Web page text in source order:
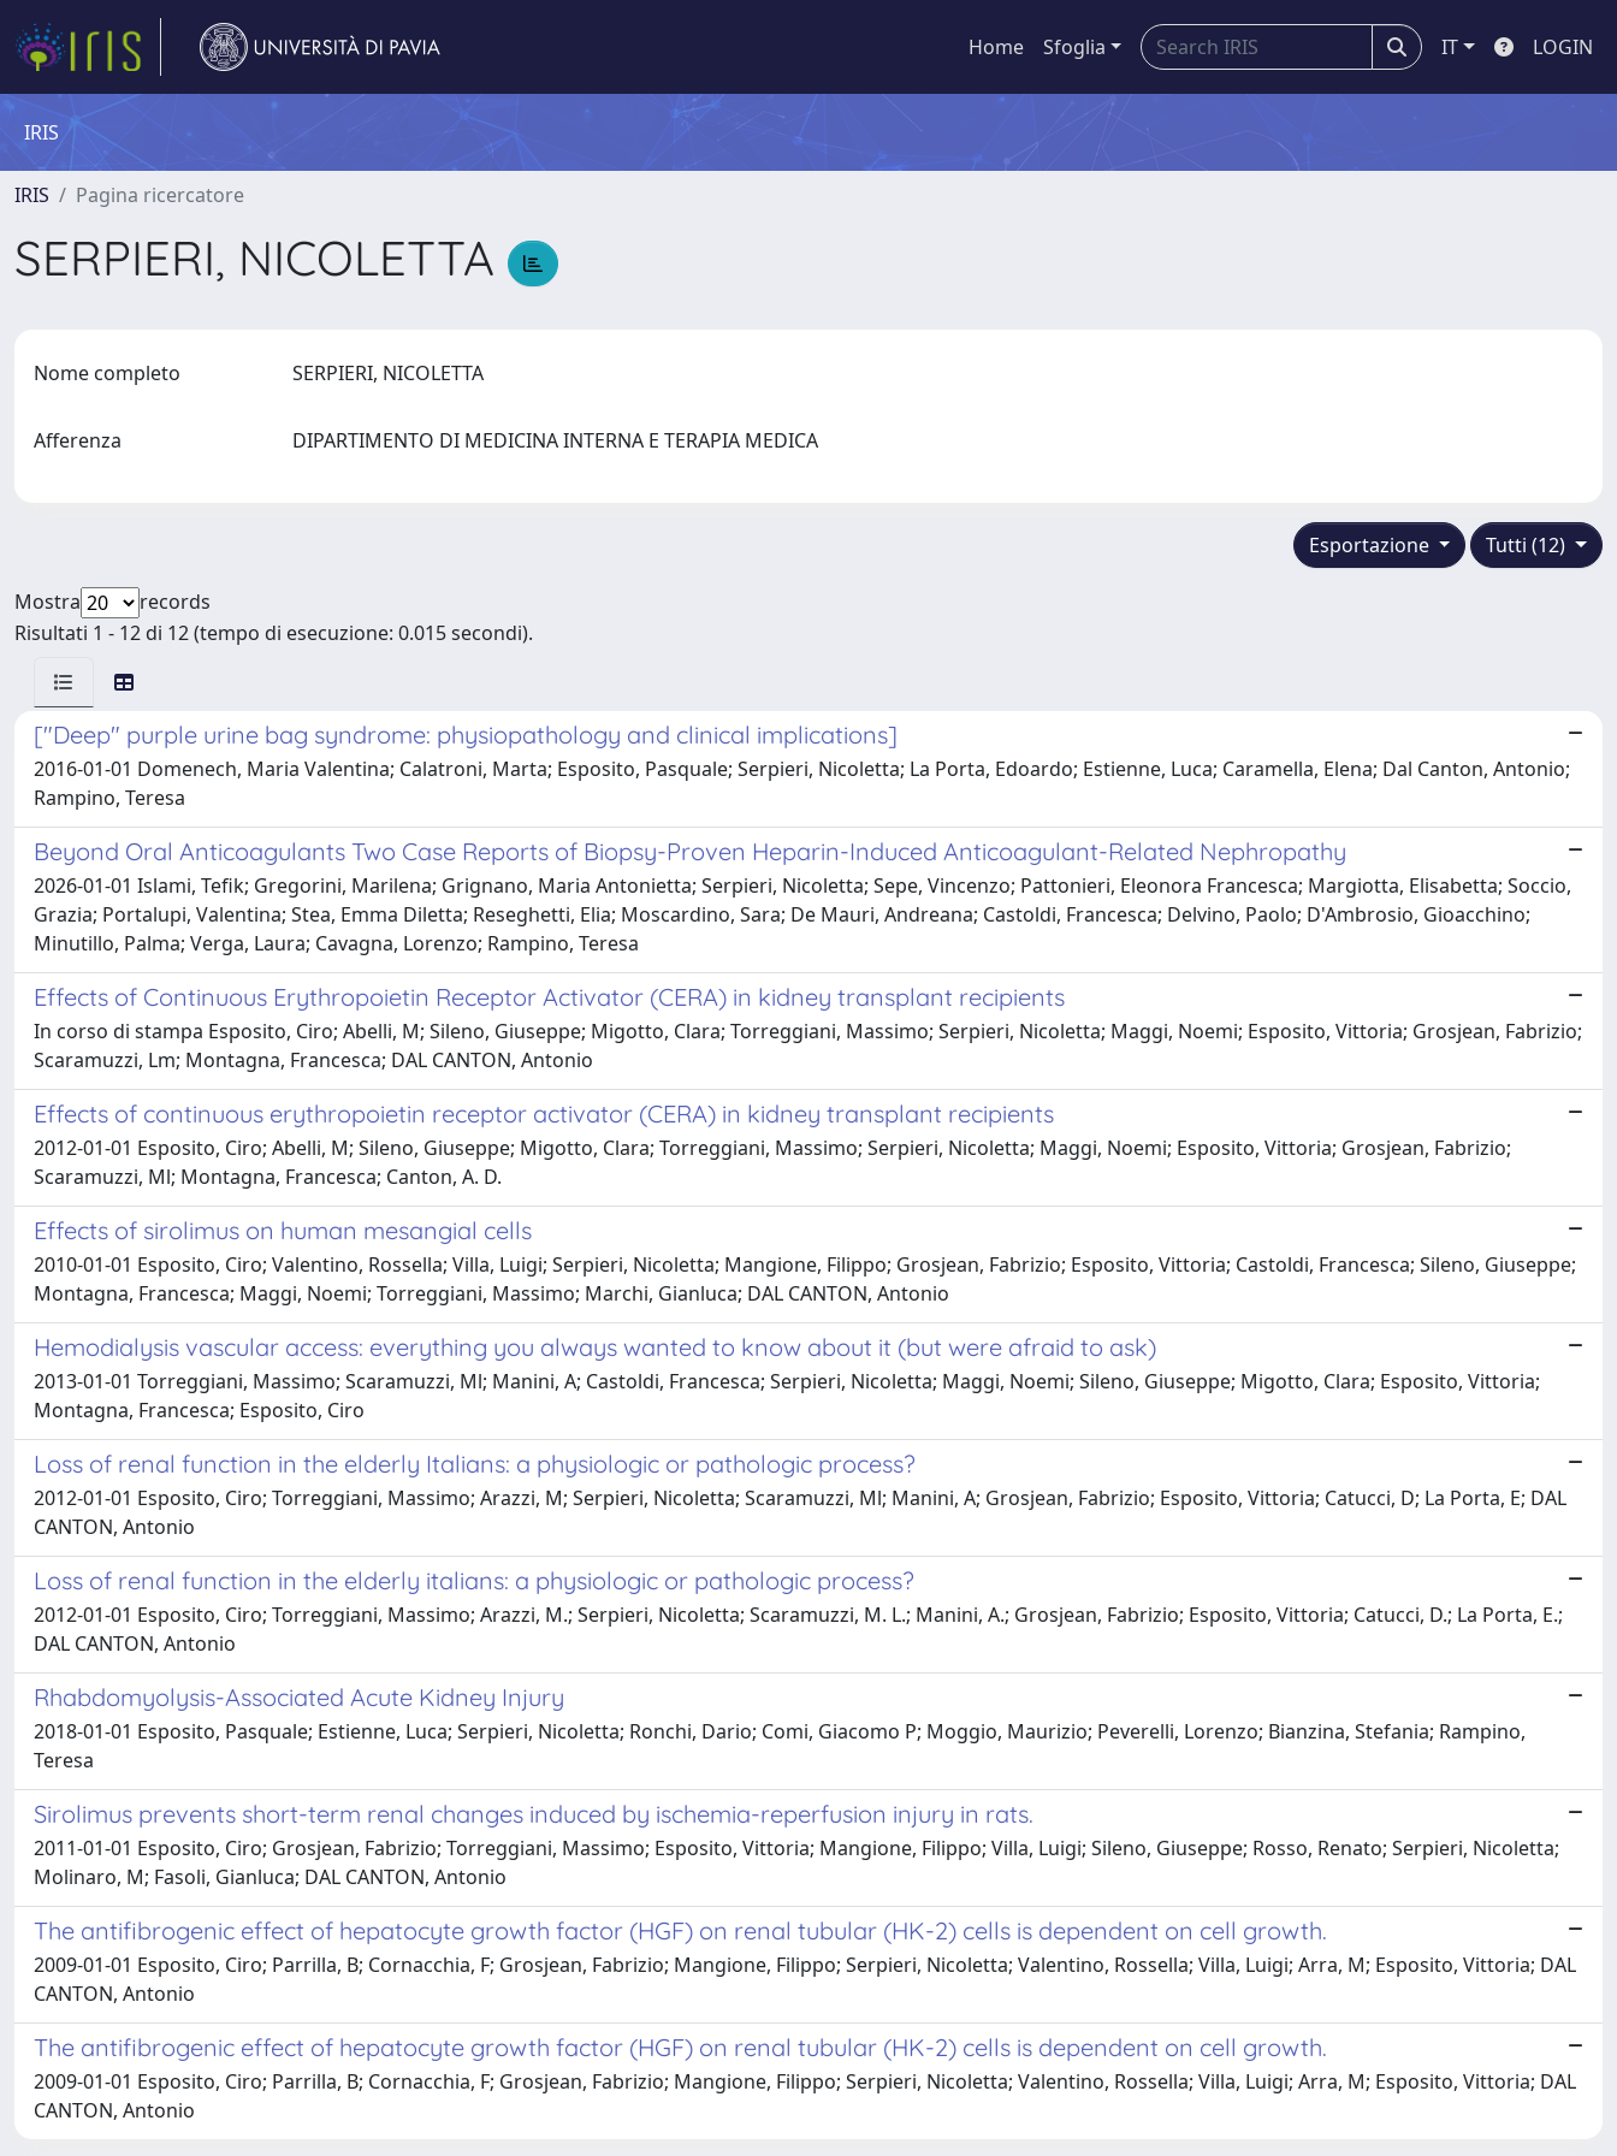
Home Sfoglia IT LOGIN
IRIS
IRIS Pagina ricercatore
SERPIERI, NICOLETTA
Nome completo SERPIERI, NICOLETTA
Afferenza DIPARTIMENTO DI MEDICINA INTERNA E TERAPIA MEDICA
Tutti (12)
Esportazione
Mostra
records
Risultati 1 - 12 di 12 (tempo di esecuzione: 0.015 secondi).
["Deep" purple urine bag syndrome: physiopathology and clinical implications]
2016-01-01 Domenech, Maria Valentina; Calatroni, Marta; Esposito, Pasquale; Serpieri, Nicoletta; La Porta, Edoardo; Estienne, Luca; Caramella, Elena; Dal Canton, Antonio;
Rampino, Teresa
Beyond Oral Anticoagulants Two Case Reports of Biopsy-Proven Heparin-Induced Anticoagulant-Related Nephropathy
2026-01-01 Islami, Tefik; Gregorini, Marilena; Grignano, Maria Antonietta; Serpieri, Nicoletta; Sepe, Vincenzo; Pattonieri, Eleonora Francesca; Margiotta, Elisabetta; Soccio,
Grazia; Portalupi, Valentina; Stea, Emma Diletta; Reseghetti, Elia; Moscardino, Sara; De Mauri, Andreana; Castoldi, Francesca; Delvino, Paolo; D'Ambrosio, Gioacchino;
Minutillo, Palma; Verga, Laura; Cavagna, Lorenzo; Rampino, Teresa
Effects of Continuous Erythropoietin Receptor Activator (CERA) in kidney transplant recipients
In corso di stampa Esposito, Ciro; Abelli, M; Sileno, Giuseppe; Migotto, Clara; Torreggiani, Massimo; Serpieri, Nicoletta; Maggi, Noemi; Esposito, Vittoria; Grosjean, Fabrizio;
Scaramuzzi, Lm; Montagna, Francesca; DAL CANTON, Antonio
Effects of continuous erythropoietin receptor activator (CERA) in kidney transplant recipients
2012-01-01 Esposito, Ciro; Abelli, M; Sileno, Giuseppe; Migotto, Clara; Torreggiani, Massimo; Serpieri, Nicoletta; Maggi, Noemi; Esposito, Vittoria; Grosjean, Fabrizio;
Scaramuzzi, Ml; Montagna, Francesca; Canton, A. D.
Effects of sirolimus on human mesangial cells
2010-01-01 Esposito, Ciro; Valentino, Rossella; Villa, Luigi; Serpieri, Nicoletta; Mangione, Filippo; Grosjean, Fabrizio; Esposito, Vittoria; Castoldi, Francesca; Sileno, Giuseppe;
Montagna, Francesca; Maggi, Noemi; Torreggiani, Massimo; Marchi, Gianluca; DAL CANTON, Antonio
Hemodialysis vascular access: everything you always wanted to know about it (but were afraid to ask)
2013-01-01 Torreggiani, Massimo; Scaramuzzi, Ml; Manini, A; Castoldi, Francesca; Serpieri, Nicoletta; Maggi, Noemi; Sileno, Giuseppe; Migotto, Clara; Esposito, Vittoria;
Montagna, Francesca; Esposito, Ciro
Loss of renal function in the elderly Italians: a physiologic or pathologic process?
2012-01-01 Esposito, Ciro; Torreggiani, Massimo; Arazzi, M; Serpieri, Nicoletta; Scaramuzzi, Ml; Manini, A; Grosjean, Fabrizio; Esposito, Vittoria; Catucci, D; La Porta, E; DAL
CANTON, Antonio
Loss of renal function in the elderly italians: a physiologic or pathologic process?
2012-01-01 Esposito, Ciro; Torreggiani, Massimo; Arazzi, M.; Serpieri, Nicoletta; Scaramuzzi, M. L.; Manini, A.; Grosjean, Fabrizio; Esposito, Vittoria; Catucci, D.; La Porta, E.;
DAL CANTON, Antonio
Rhabdomyolysis-Associated Acute Kidney Injury
2018-01-01 Esposito, Pasquale; Estienne, Luca; Serpieri, Nicoletta; Ronchi, Dario; Comi, Giacomo P; Moggio, Maurizio; Peverelli, Lorenzo; Bianzina, Stefania; Rampino,
Teresa
Sirolimus prevents short-term renal changes induced by ischemia-reperfusion injury in rats.
2011-01-01 Esposito, Ciro; Grosjean, Fabrizio; Torreggiani, Massimo; Esposito, Vittoria; Mangione, Filippo; Villa, Luigi; Sileno, Giuseppe; Rosso, Renato; Serpieri, Nicoletta;
Molinaro, M; Fasoli, Gianluca; DAL CANTON, Antonio
The antifibrogenic effect of hepatocyte growth factor (HGF) on renal tubular (HK-2) cells is dependent on cell growth.
2009-01-01 Esposito, Ciro; Parrilla, B; Cornacchia, F; Grosjean, Fabrizio; Mangione, Filippo; Serpieri, Nicoletta; Valentino, Rossella; Villa, Luigi; Arra, M; Esposito, Vittoria; DAL
CANTON, Antonio
The antifibrogenic effect of hepatocyte growth factor (HGF) on renal tubular (HK-2) cells is dependent on cell growth.
2009-01-01 Esposito, Ciro; Parrilla, B; Cornacchia, F; Grosjean, Fabrizio; Mangione, Filippo; Serpieri, Nicoletta; Valentino, Rossella; Villa, Luigi; Arra, M; Esposito, Vittoria; DAL
CANTON, Antonio